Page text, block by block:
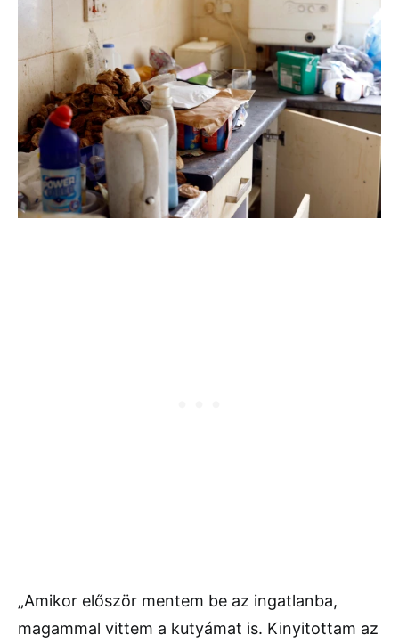
„Amikor először mentem be az ingatlanba,
magammal vittem a kutyámat is. Kinyitottam az